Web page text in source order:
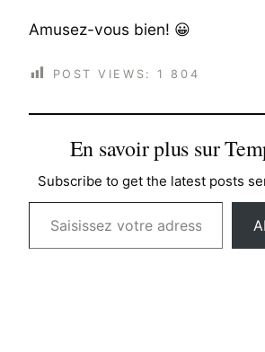
Amusez-vous bien! 😀
POST VIEWS: 1 804
En savoir plus sur
Subscribe to get the latest posts
Saisissez votre adresse e-mail…